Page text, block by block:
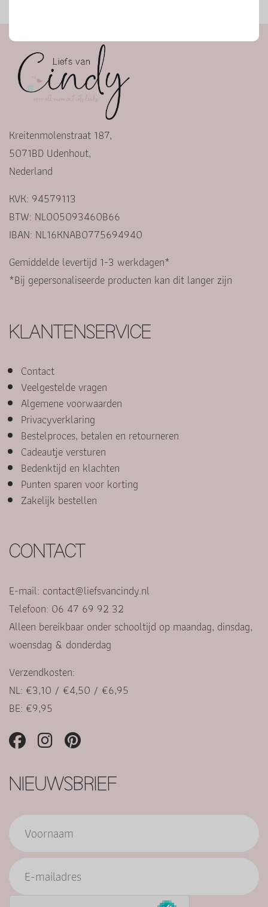
Kreitenmolenstraat 187,
5071BD Udenhout,
Nederland
KVK: 94579113
BTW: NL005093460B66
IBAN: NL16KNAB0775694940
Gemiddelde levertijd 1-3 werkdagen*
*Bij gepersonaliseerde producten kan dit langer zijn
KLANTENSERVICE
Contact
Veelgestelde vragen
Algemene voorwaarden
Privacyverklaring
Bestelproces, betalen en retourneren
Cadeautje versturen
Bedenktijd en klachten
Punten sparen voor korting
Zakelijk bestellen
CONTACT
E-mail: contact@liefsvancindy.nl
Telefoon: 06 47 69 92 32
Alleen bereikbaar onder schooltijd op maandag, dinsdag,
woensdag & donderdag
Verzendkosten:
NL: €3,10 / €4,50 / €6,95
BE: €9,95
NIEUWSBRIEF